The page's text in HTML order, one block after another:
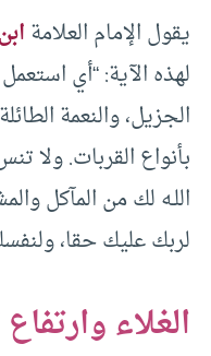
يقول الإمام العلامة
لهذه الآية: “أي
الجزيل، والنعمة
بأنواع القربات. ولا
اللـه لك من المآكل
لربك عليك حقا،
الغلاء